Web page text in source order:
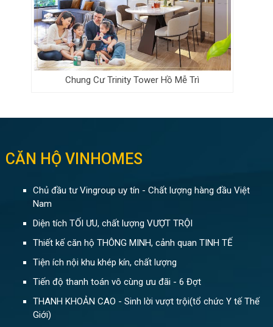
Chung Cư Trinity Tower Hồ Mễ Trì
CĂN HỘ VINHOMES
Chủ đầu tư Vingroup uy tín - Chất lượng hàng đầu Việt
Nam
Diện tích TỐI ƯU, chất lượng VƯỢT TRỘI
Thiết kế căn hộ THÔNG MINH, cảnh quan TINH TẾ
Tiện ích nội khu khép kín, chất lượng
Tiến độ thanh toán vô cùng ưu đãi - 6 Đợt
THANH KHOẢN CAO - Sinh lời vượt trội(tổ chức Y tế Thế
Giới)